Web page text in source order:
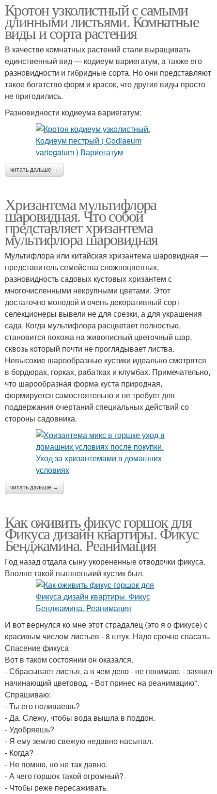
Кротон узколистный с самыми
длинными листьями. Комнатные
виды и сорта растения
В качестве комнатных растений стали выращивать
единственный вид — кодиеум вариегатум, а также его
разновидности и гибридные сорта. Но они представляют
такое богатство форм и красок, что другие виды просто
не пригодились.
Разновидности кодиеума вариегатум:
читать дальше →
Хризантема мультифлора
шаровидная. Что собой
представляет хризантема
мультифлора шаровидная
Мультифлора или китайская хризантема шаровидная ―
представитель семейства сложноцветных,
разновидность садовых кустовых хризантем с
многочисленными некрупными цветами. Этот
достаточно молодой и очень декоративный сорт
селекционеры вывели не для срезки, а для украшения
сада. Когда мультифлора расцветает полностью,
становится похожа на живописный цветочный шар,
сквозь который почти не проглядывает листва.
Невысокие шарообразные кустики идеально смотрятся
в бордюрах, горках, рабатках и клумбах. Примечательно,
что шарообразная форма куста природная,
формируется самостоятельно и не требует для
поддержания очертаний специальных действий со
стороны садовника.
читать дальше →
Как оживить фикус горшок для
Фикуса дизайн квартиры. Фикус
Бенджамина. Реанимация
Год назад отдала сыну укорененные отводочки фикуса.
Вполне такой пышненький кустик был.
И вот вернулся ко мне этот страдалец (это я о фикусе) с
красивым числом листьев - 8 штук. Надо срочно спасать.
Спасение фикуса
Вот в таком состоянии он оказался.
- Сбрасывает листья, а в чем дело - не понимаю, - заявил
начинающий цветовод. - Вот принес на реанимацию".
Спрашиваю:
- Ты его поливаешь?
- Да. Слежу, чтобы вода вышла в поддон.
- Удобряешь?
- Я ему землю свежую недавно насыпал.
- Когда?
- Не помню, но не так давно.
- А чего горшок такой огромный?
- Чтобы реже пересаживать.